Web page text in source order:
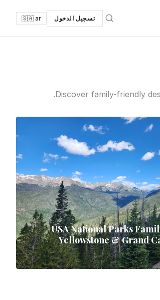
تسجيل الدخول 🇸🇦 ar
Discover family-friendly
USA National Parks
Yellowstone & Grand